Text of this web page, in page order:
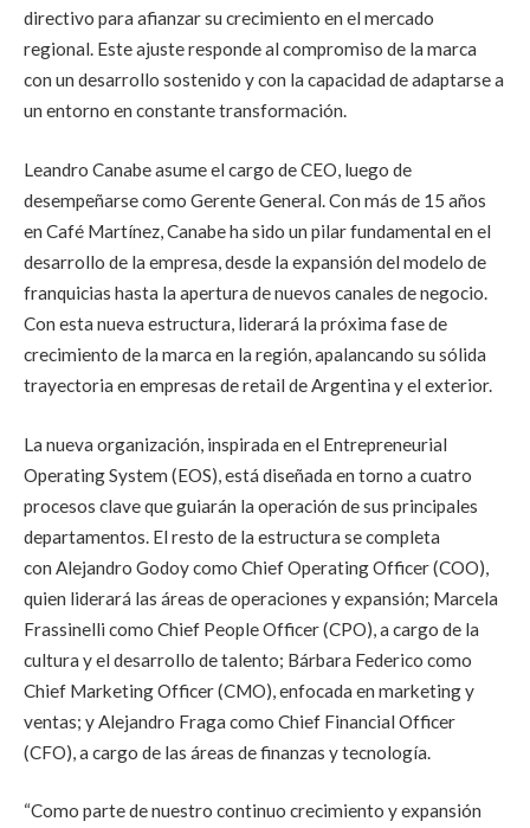
directivo para afianzar su crecimiento en el mercado
regional. Este ajuste responde al compromiso de la marca
con un desarrollo sostenido y con la capacidad de adaptarse a
un entorno en constante transformación.
Leandro Canabe asume el cargo de CEO, luego de
desempeñarse como Gerente General. Con más de 15 años
en Café Martínez, Canabe ha sido un pilar fundamental en el
desarrollo de la empresa, desde la expansión del modelo de
franquicias hasta la apertura de nuevos canales de negocio.
Con esta nueva estructura, liderará la próxima fase de
crecimiento de la marca en la región, apalancando su sólida
trayectoria en empresas de retail de Argentina y el exterior.
La nueva organización, inspirada en el Entrepreneurial
Operating System (EOS), está diseñada en torno a cuatro
procesos clave que guiarán la operación de sus principales
departamentos. El resto de la estructura se completa
con Alejandro Godoy como Chief Operating Officer (COO),
quien liderará las áreas de operaciones y expansión; Marcela
Frassinelli como Chief People Officer (CPO), a cargo de la
cultura y el desarrollo de talento; Bárbara Federico como
Chief Marketing Officer (CMO), enfocada en marketing y
ventas; y Alejandro Fraga como Chief Financial Officer
(CFO), a cargo de las áreas de finanzas y tecnología.
“Como parte de nuestro continuo crecimiento y expansión